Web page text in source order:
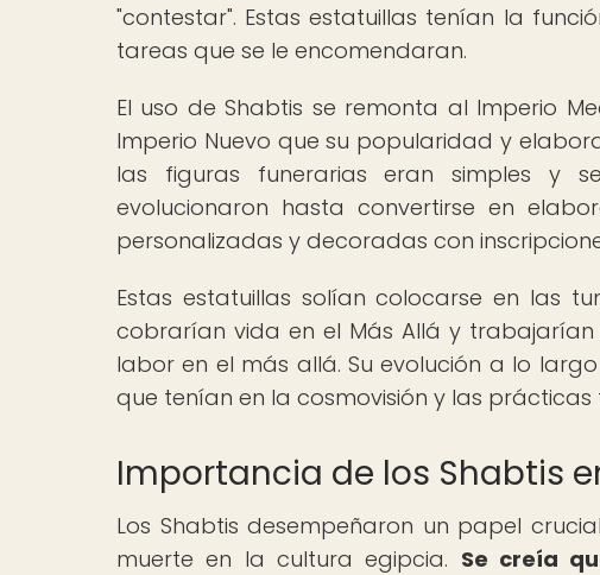
"contestar". Estas estatuillas tenían la
tareas que se le encomendaran.
El uso de Shabtis se remonta al Imperio
Imperio Nuevo que su popularidad y
las figuras funerarias eran simples y
evolucionaron hasta convertirse en
personalizadas y decoradas con
Estas estatuillas solían colocarse en las
cobrarían vida en el Más Allá y
labor en el más allá. Su evolución a lo
que tenían en la cosmovisión y las
Importancia de los Shabtis
Los Shabtis desempeñaron un papel
muerte en la cultura egipcia. Se creía